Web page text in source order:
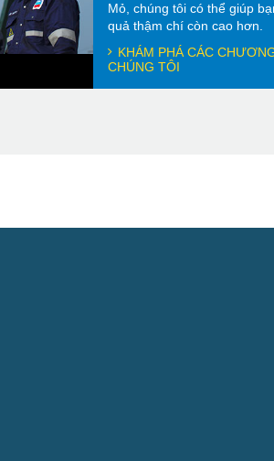
Mỏ, chúng tôi có thể giúp
quả thậm chí còn cao hơn.
KHÁM PHÁ CÁC
CHÚNG TÔI